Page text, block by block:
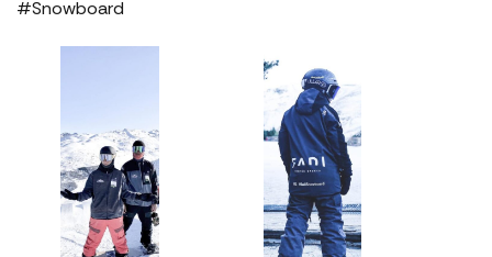
#Snowboard